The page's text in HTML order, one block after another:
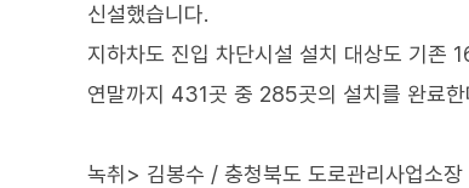
신설했습니다.
지하차도 진입 차단시설 설치 대상도 기존
연말까지 431곳 중 285곳의 설치를 완료한
녹취> 김봉수 / 충청북도 도로관리사업소장